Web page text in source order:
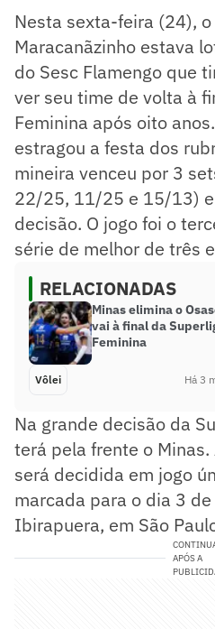
Nesta sexta-feira (24),
Maracanãzinho estava
do Sesc Flamengo que
ver seu time de volta à
Feminina após oito
estragou a festa dos
mineira venceu por 3
22/25, 11/25 e 15/13) e
decisão. O jogo foi o
série de melhor de três
RELACIONADAS
Minas elimina o
vai à final da
Feminina
Vôlei Há 3
Na grande decisão da
terá pela frente o
será decidida em jogo
marcada para o dia 3
Ibirapuera, em São
APÓS A